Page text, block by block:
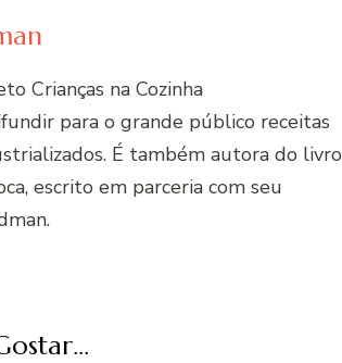
Crianças na Cozinha
para o grande público receitas
É também autora do livro
escrito em parceria com seu